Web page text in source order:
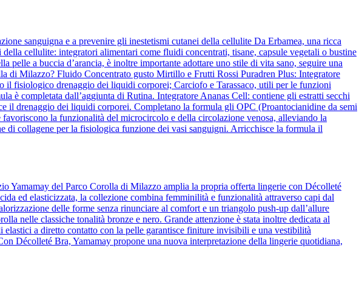
sanguigna e a prevenire gli inestetismi cutanei della cellulite Da Erbamea, una ricca
cellulite: integratori alimentari come fluidi concentrati, tisane, capsule vegetali o bustine
pelle a buccia d’arancia, è inoltre importante adottare uno stile di vita sano, seguire una
di Milazzo? Fluido Concentrato gusto Mirtillo e Frutti Rossi Puradren Plus: Integratore
il fisiologico drenaggio dei liquidi corporei; Carciofo e Tarassaco, utili per le funzioni
completata dall’aggiunta di Rutina. Integratore Ananas Cell: contiene gli estratti secchi
il drenaggio dei liquidi corporei. Completano la formula gli OPC (Proantocianidine da semi
la funzionalità del microcircolo e della circolazione venosa, alleviando la
di collagene per la fisiologica funzione dei vasi sanguigni. Arricchisce la formula il
Yamamay del Parco Corolla di Milazzo amplia la propria offerta lingerie con Décolleté
ed elasticizzata, la collezione combina femminilità e funzionalità attraverso capi dal
delle forme senza rinunciare al comfort e un triangolo push-up dall’allure
nelle classiche tonalità bronze e nero. Grande attenzione è stata inoltre dedicata al
a diretto contatto con la pelle garantisce finiture invisibili e una vestibilità
Décolleté Bra, Yamamay propone una nuova interpretazione della lingerie quotidiana,